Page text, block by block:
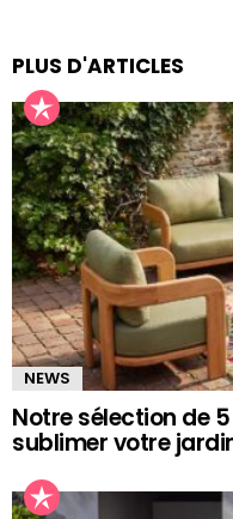
PLUS D'ARTICLES
NEWS
Notre sélection de
sublimer votre